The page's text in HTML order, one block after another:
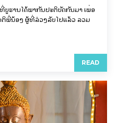
ບູຮານໄດ້ພາກັນປະຕິບັດກັນມາ ເພື່ອ
ພີ່ນ້ອງ ຜູ້ທີ່ລ່ວງລັບໄປແລ້ວ ລວມ
READ